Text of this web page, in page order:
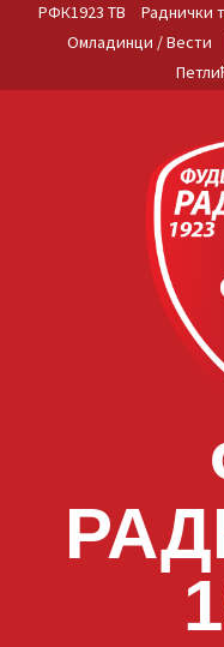
РФК1923 ТВ Раднички
Омладинци / Вести